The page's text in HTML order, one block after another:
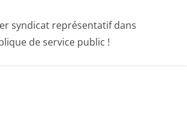
syndicat représentatif dans
de service public !